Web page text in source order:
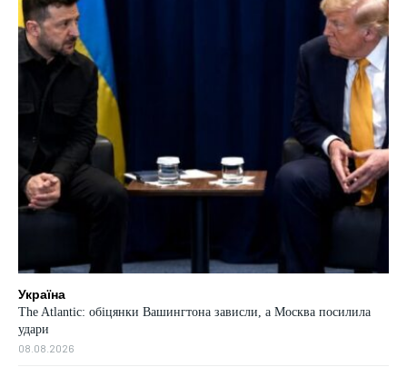
Україна
The Atlantic: обіцянки Вашингтона зависли, а Москва посилила
удари
08.08.2026